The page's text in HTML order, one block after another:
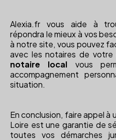
Alexia.fr vous aide à
répondra le mieux à vos
à notre site, vous pouvez
avec les notaires de votre
notaire local vous
accompagnement
situation.
En conclusion, faire appel
Loire est une garantie de
toutes vos démarches